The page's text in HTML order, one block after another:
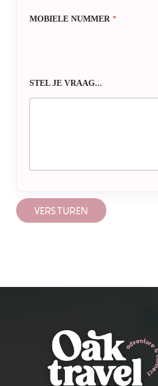
MOBIELE NUMMER*
STEL JE VRAAG...
VERSTUREN